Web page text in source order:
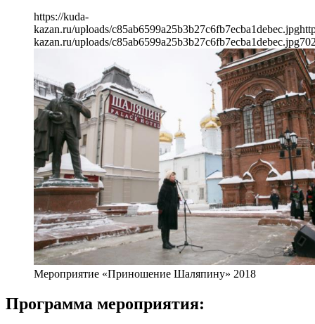
https://kuda-
kazan.ru/uploads/c85ab6599a25b3b27c6fb7ecba1debec.jpg
kazan.ru/uploads/c85ab6599a25b3b27c6fb7ecba1debec.jpg
Мероприятие «Приношение Шаляпину» 2018
Программа мероприятия: